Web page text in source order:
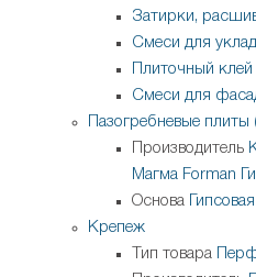
Затирки,
Смеси для
Плиточный клей
Смеси для
Пазогребневые плиты
Производитель
Магма Forman
Основа
Гипсовая
Крепеж
Тип товара